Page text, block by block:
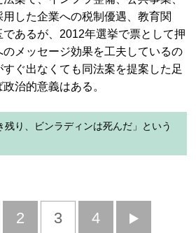
した企業への税制優遇、教育関
あるが、2012年選挙で票として押
メッセージ効果を工夫しているの
ぐ出なくても同法案を提案した足
治的意義はある。
り、ビンラディンは死んだ」という
2 3 4